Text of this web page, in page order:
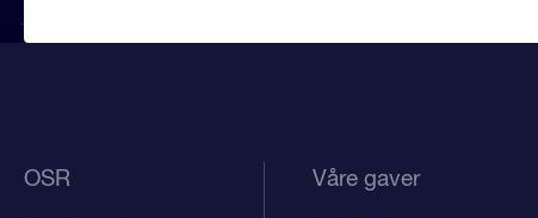
OSR Våre gaver